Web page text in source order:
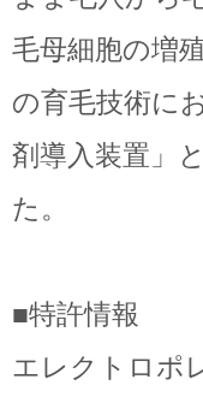
毛母細胞の増
の育毛技術に
剤導入装置」
た。
■特許情報
エレクトロポ